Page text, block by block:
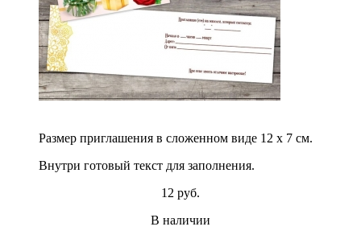
Размер приглашения в сложенном виде 12 х 7 см.
Внутри готовый текст для заполнения.
12 руб.
В наличии